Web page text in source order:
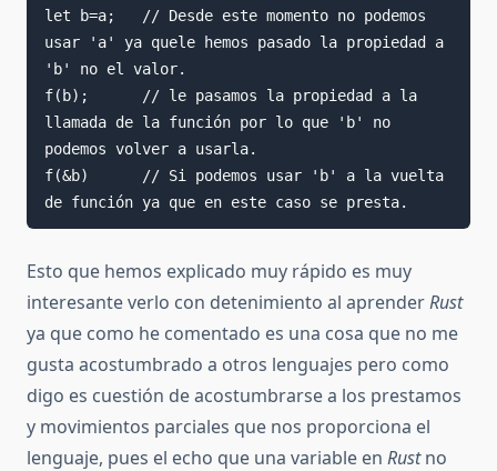
let b=a;   // Desde este momento no podemos
usar 'a' ya quele hemos pasado la propiedad a
'b' no el valor.
f(b);      // le pasamos la propiedad a la
llamada de la función por lo que 'b' no
podemos volver a usarla.
f(&b)      // Si podemos usar 'b' a la vuelta
de función ya que en este caso se presta.
Esto que hemos explicado muy rápido es muy
interesante verlo con detenimiento al aprenderRust
ya que como he comentado es una cosa que no me
gusta acostumbrado a otros lenguajes pero como
digo es cuestión de acostumbrarse a los prestamos
y movimientos parciales que nos proporciona el
lenguaje, pues el echo que una variable en Rustno